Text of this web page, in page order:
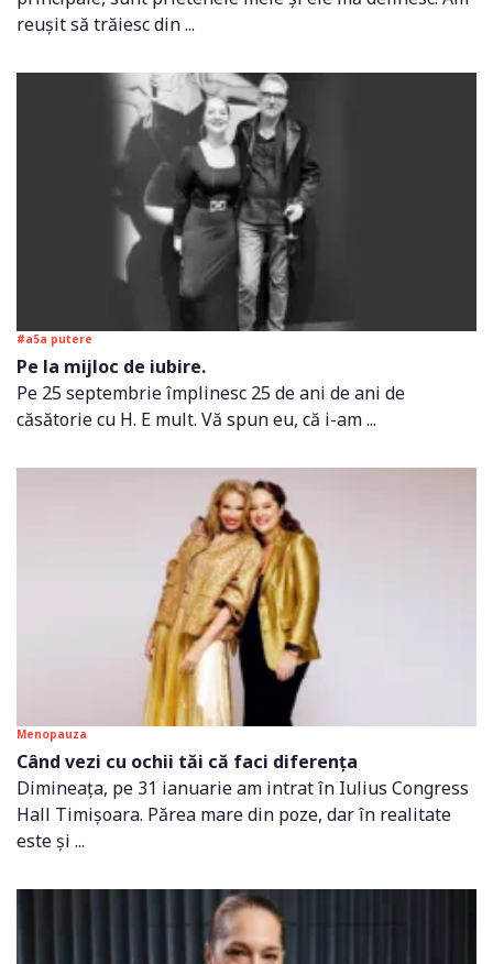
reușit să trăiesc din ...
#a5a putere
Pe la mijloc de iubire.
Pe 25 septembrie împlinesc 25 de ani de ani de
căsătorie cu H. E mult. Vă spun eu, că i-am ...
Menopauza
Când vezi cu ochii tăi că faci diferența
Dimineața, pe 31 ianuarie am intrat în Iulius Congress
Hall Timișoara. Părea mare din poze, dar în realitate
este și ...